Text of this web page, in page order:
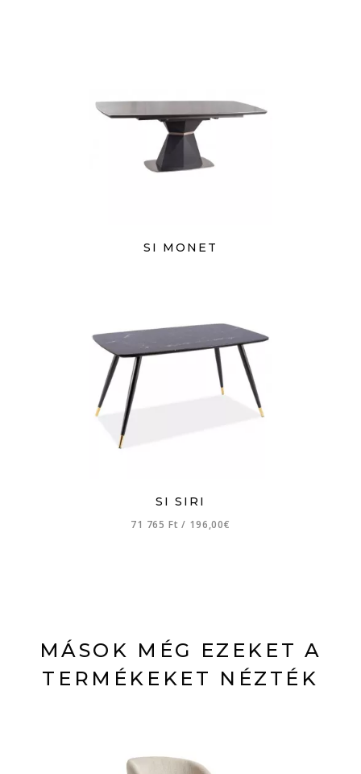
SI MONET
SI SIRI
71 765 Ft/ 196,00€
MÁSOK MÉG EZEKET A
TERMÉKEKET NÉZTÉK